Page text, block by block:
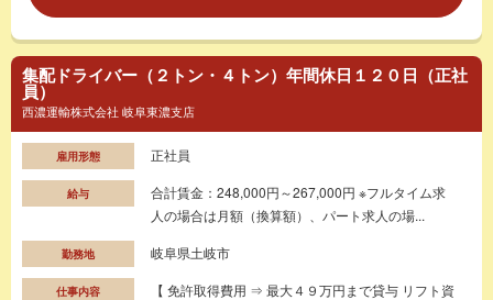
集配ドライバー（２トン・４トン）年間休日１２０日（正社
員）
西濃運輸株式会社 岐阜東濃支店
雇用形態 正社員
給与
合計賃金：248,000円～267,000円 ※フルタイム求
人の場合は月額（換算額）、パート求人の場...
勤務地 岐阜県土岐市
仕事内容
【 免許取得費用 ⇒ 最大４９万円まで貸与 リフト資